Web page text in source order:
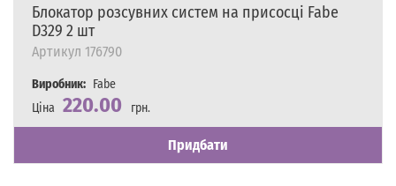
Блокатор розсувних систем на присосці Fabe
D329 2 шт
Артикул 176790
Виробник: Fabe
Ціна 220.00
грн.
Наявність
Є в наявності
Придбати